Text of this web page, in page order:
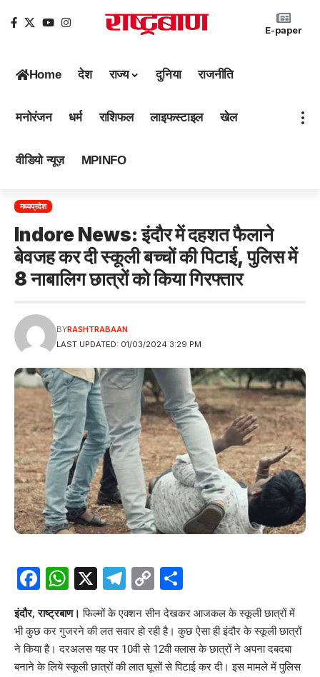
E-paper
Home देश राज्य दुनिया राजनीति
मनोरंजन धर्म राशिफल लाइफस्टाइल खेल
वीडियो न्यूज़ MPINFO
मध्यप्रदेश
Indore News: इंदौर में दहशत फैलाने
बेवजह कर दी स्कूली बच्चों की पिटाई, पुलिस में
8 नाबालिग छात्रों को किया गिरफ्तार
LAST UPDATED: 01/03/2024 3:29 PM
BYRASHTRABAAN
Facebook
WhatsApp
X Telegram
Copy
Link
इंदौर, राष्ट्रबाण। फिल्मों के एक्शन सीन देखकर आजकल के स्कूली छात्रों में
भी कुछ कर गुजरने की लत सवार हो रही है। कुछ ऐसा ही इंदौर के स्कूली छात्रों
ने किया है। दरअलस यह पर 10वी से 12वी क्लास के छात्रों ने अपना दबदबा
बनाने के लिये स्कूली छात्रों की लात घूसों से पिटाई कर दी। इस मामले में पुलिस